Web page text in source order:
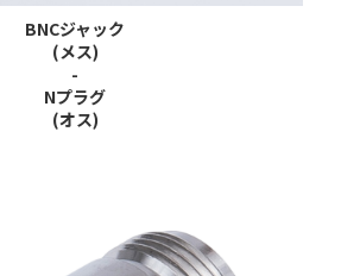
BNCジャック
(メス)
-
Nプラグ
(オス)